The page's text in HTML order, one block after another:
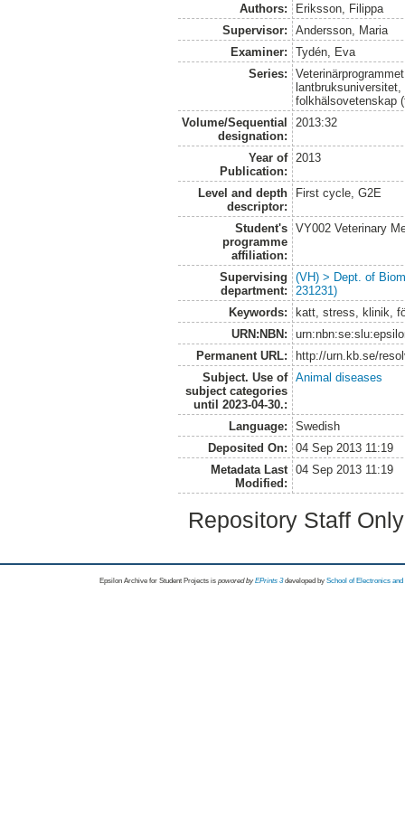
Authors:
Eriksson, Filippa
Supervisor:
Andersson, Maria
Examiner:
Tydén, Eva
Series:
folkhälsovetenskap
Volume/Sequential
designation:
2013:32
Year of
Publication:
2013
Level and depth
descriptor:
First cycle, G2E
Student's
programme
affiliation:
VY002 Veterinary
Supervising
department:
(VH) > Dept. of
231231)
Keywords:
katt, stress, klinik,
URN:NBN:
Permanent URL:
http://urn.kb.se/
Subject. Use of
subject categories
until 2023-04-30.:
Animal diseases
Language:
Swedish
Deposited On:
04 Sep 2013 11:19
Metadata Last
Modified:
04 Sep 2013 11:19
Repository Staff
Epsilon Archive for Student Projects is powored byEPrints 3 developed by School of Electronics